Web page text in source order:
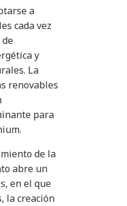
a
cada vez
y
La
renovables
para
de la
abre un
en el que
la creación